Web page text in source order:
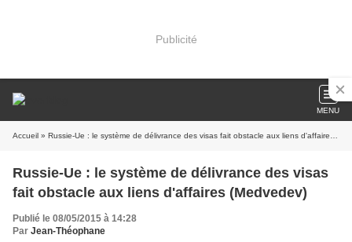
Publicité
MENU
Accueil » Russie-Ue : le système de délivrance des visas fait obstacle aux liens d'affaires (Medvedev)
Russie-Ue : le système de délivrance des visas
fait obstacle aux liens d'affaires (Medvedev)
Publié le 08/05/2015 à 14:28
Par Jean-Théophane